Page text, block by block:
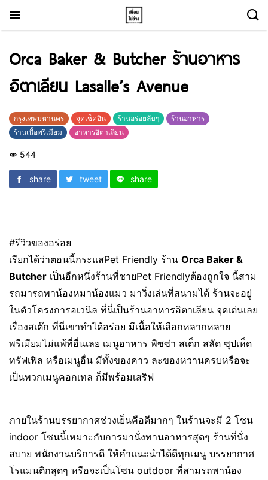
Orca Baker & Butcher ร้านอาหาร
อิตาเลียน Lasalle’s Avenue
กรุงเทพมหานคร จุดเช็คอิน ร้านอร่อยลับๆ
ร้านอาหาร
ร้านเนื้อพรีเมียม
อาหารอิตาเลียน
544
share tweet share
#รีวิวของอร่อย
เรียกได้ว่าตอนนี้กระแสPet Friendly ร้าน Orca Baker &
Butcher เป็นอีกหนึ่งร้านที่ชายPet Friendlyต้องถูกใจ นี้สาม
รถมารถพาน้องหมาน้องแมว มาวิ่งเล่นที่สนามได้ ร้านจะอยู่
ในตัวโครงการอเวนิล ที่นี่เป็นร้านอาหารอิตาเลียน จุดเด่นเลย
เรื่องสเต๊ก ที่นี่เขาทำได้อร่อย มีเนื้อให้เลือกหลากหลาย
พรีเมียมไม่แพ้ที่อื่นเลย เมนูอาหาร พิซซ่า สเต็ก สลัด ซุปเห็ด
ทรัฟเฟิล หรือเมนูอื่น มีทั้งของคาว ละของหวานครบหรือจะ
เป็นพวกเมนูคอกเทล ก็มีพร้อมเสริฟ
ภายในร้านบรรยากาศช่วงเย็นคือดีมากๆ ในร้านจะมี 2 โซน
indoor โซนนี้เหมาะกับการมานั่งทานอาหารสุดๆ ร้านที่นั่ง
สบาย พนักงานบริการดี ให้คำแนะนำได้ดีทุกเมนู บรรยากาศ
โรแมนติกสุดๆ หรือจะเป็นโซน outdoor ที่สามรถพาน้อง